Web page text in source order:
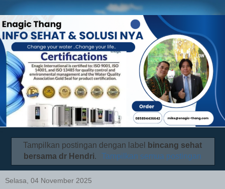
Tampilkan postingan dengan label
bincang sehat
bersama dr Hendri. Tampilkan semua postingan
Selasa, 04 November 2025